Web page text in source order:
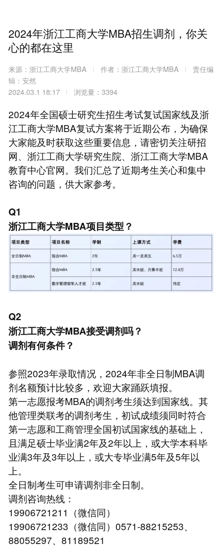
2024年浙江工商大学MBA招生调剂，你关
心的都在这里
来源：浙江工商大学MBA 作者：浙江工商大学MBA
责任编
辑：安然
2024.03.1 18:17
浏览量：3394
2024年全国硕士研究生招生考试复试国家线及浙
江工商大学MBA复试方案将于近期公布，为确保
大家能及时获取这些重要信息，请密切关注研招
网、浙江工商大学研究生院、浙江工商大学MBA
教育中心官网。我们汇总了近期考生关心和集中
咨询的问题，供大家参考。
Q1
浙江工商大学MBA项目类型？
Q2
浙江工商大学MBA接受调剂吗？
调剂有何条件？
参照2023年录取情况，2024年非全日制MBA调
剂名额预计比较多，欢迎大家踊跃填报。
第一志愿报考MBA的调剂考生须达到国家线。其
他管理类联考的调剂考生，初试成绩须同时符合
第一志愿和工商管理全国初试国家线的基础上，
且满足硕士毕业满2年及2年以上，或大学本科毕
业满3年及3年以上，或大专毕业满5年及5年以
上。
全日制考生可申请调剂非全日制。
调剂咨询热线：
19906721211（微信同）
19906721233（微信同）0571-88215253、
88055297、81189521